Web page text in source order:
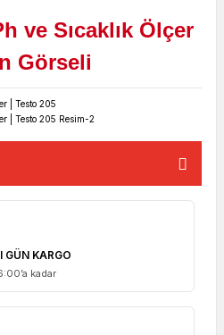
ve Sıcaklık Ölçer
Görseli
GÜN KARGO
kadar